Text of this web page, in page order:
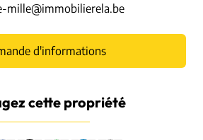
mille@immobilierela.be
d'informations
cette propriété